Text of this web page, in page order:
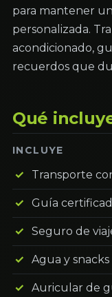
para mantener
personalizada.
acondicionado,
recuerdos que
Qué
INCLUYE
Transporte
Guía
Seguro de
Agua y snacks
Auricular de